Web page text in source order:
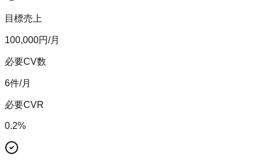
目標売上
100,000円/月
必要CV数
6件/月
必要CVR
0.2%